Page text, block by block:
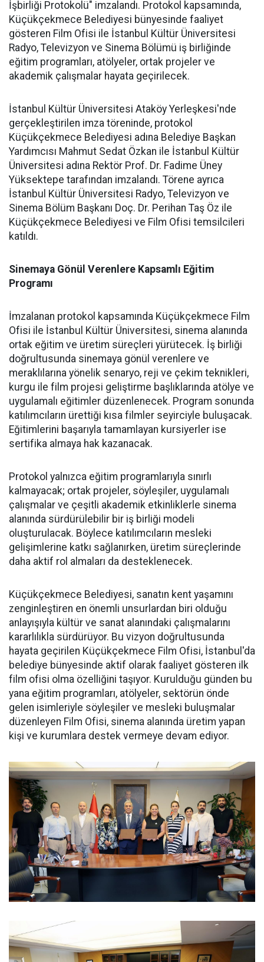
İşbirliği Protokolü" imzalandı. Protokol kapsamında,
Küçükçekmece Belediyesi bünyesinde faaliyet
gösteren Film Ofisi ile İstanbul Kültür Üniversitesi
Radyo, Televizyon ve Sinema Bölümü iş birliğinde
eğitim programları, atölyeler, ortak projeler ve
akademik çalışmalar hayata geçirilecek.
İstanbul Kültür Üniversitesi Ataköy Yerleşkesi'nde
gerçekleştirilen imza töreninde, protokol
Küçükçekmece Belediyesi adına Belediye Başkan
Yardımcısı Mahmut Sedat Özkan ile İstanbul Kültür
Üniversitesi adına Rektör Prof. Dr. Fadime Üney
Yüksektepe tarafından imzalandı. Törene ayrıca
İstanbul Kültür Üniversitesi Radyo, Televizyon ve
Sinema Bölüm Başkanı Doç. Dr. Perihan Taş Öz ile
Küçükçekmece Belediyesi ve Film Ofisi temsilcileri
katıldı.
Sinemaya Gönül Verenlere Kapsamlı Eğitim
Programı
İmzalanan protokol kapsamında Küçükçekmece Film
Ofisi ile İstanbul Kültür Üniversitesi, sinema alanında
ortak eğitim ve üretim süreçleri yürütecek. İş birliği
doğrultusunda sinemaya gönül verenlere ve
meraklılarına yönelik senaryo, reji ve çekim teknikleri,
kurgu ile film projesi geliştirme başlıklarında atölye ve
uygulamalı eğitimler düzenlenecek. Program sonunda
katılımcıların ürettiği kısa filmler seyirciyle buluşacak.
Eğitimlerini başarıyla tamamlayan kursiyerler ise
sertifika almaya hak kazanacak.
Protokol yalnızca eğitim programlarıyla sınırlı
kalmayacak; ortak projeler, söyleşiler, uygulamalı
çalışmalar ve çeşitli akademik etkinliklerle sinema
alanında sürdürülebilir bir iş birliği modeli
oluşturulacak. Böylece katılımcıların mesleki
gelişimlerine katkı sağlanırken, üretim süreçlerinde
daha aktif rol almaları da desteklenecek.
Küçükçekmece Belediyesi, sanatın kent yaşamını
zenginleştiren en önemli unsurlardan biri olduğu
anlayışıyla kültür ve sanat alanındaki çalışmalarını
kararlılıkla sürdürüyor. Bu vizyon doğrultusunda
hayata geçirilen Küçükçekmece Film Ofisi, İstanbul'da
belediye bünyesinde aktif olarak faaliyet gösteren ilk
film ofisi olma özelliğini taşıyor. Kurulduğu günden bu
yana eğitim programları, atölyeler, sektörün önde
gelen isimleriyle söyleşiler ve mesleki buluşmalar
düzenleyen Film Ofisi, sinema alanında üretim yapan
kişi ve kurumlara destek vermeye devam ediyor.